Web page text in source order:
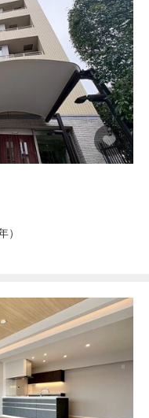
）